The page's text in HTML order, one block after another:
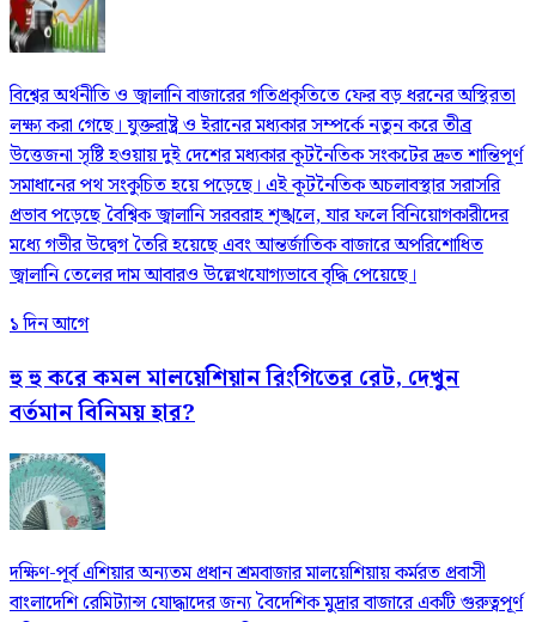
বিশ্বের অর্থনীতি ও জ্বালানি বাজারের গতিপ্রকৃতিতে ফের বড় ধরনের অস্থিরতা
লক্ষ্য করা গেছে। যুক্তরাষ্ট্র ও ইরানের মধ্যকার সম্পর্কে নতুন করে তীব্র
উত্তেজনা সৃষ্টি হওয়ায় দুই দেশের মধ্যকার কূটনৈতিক সংকটের দ্রুত শান্তিপূর্ণ
সমাধানের পথ সংকুচিত হয়ে পড়েছে। এই কূটনৈতিক অচলাবস্থার সরাসরি
প্রভাব পড়েছে বৈশ্বিক জ্বালানি সরবরাহ শৃঙ্খলে, যার ফলে বিনিয়োগকারীদের
মধ্যে গভীর উদ্বেগ তৈরি হয়েছে এবং আন্তর্জাতিক বাজারে অপরিশোধিত
জ্বালানি তেলের দাম আবারও উল্লেখযোগ্যভাবে বৃদ্ধি পেয়েছে।
১ দিন আগে
হু হু করে কমল মালয়েশিয়ান রিংগিতের রেট, দেখুন
বর্তমান বিনিময় হার?
দক্ষিণ-পূর্ব এশিয়ার অন্যতম প্রধান শ্রমবাজার মালয়েশিয়ায় কর্মরত প্রবাসী
বাংলাদেশি রেমিট্যান্স যোদ্ধাদের জন্য বৈদেশিক মুদ্রার বাজারে একটি গুরুত্বপূর্ণ